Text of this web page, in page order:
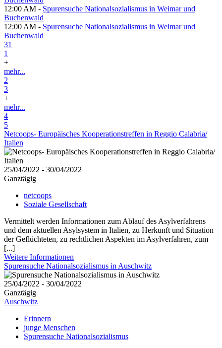
12:00 AM - Spurensuche Nationalsozialismus in Weimar und
Buchenwald
12:00 AM - Spurensuche Nationalsozialismus in Weimar und
Buchenwald
31
1
+
mehr...
2
3
+
mehr...
4
5
Netcoops- Europäisches Kooperationstreffen in Reggio Calabria/
Italien
25/04/2022 - 30/04/2022
Ganztägig
netcoops
Soziale Gesellschaft
Vermittelt werden Informationen zum Ablauf des Asylverfahrens
und dem aktuellen Asylsystem in Italien, zu Herkunft und Situation
der Geflüchteten, zu rechtlichen Aspekten im Asylverfahren, zum
[...]
Weitere Informationen
Spurensuche Nationalsozialismus in Auschwitz
25/04/2022 - 30/04/2022
Ganztägig
Auschwitz
Erinnern
junge Menschen
Spurensuche Nationalsozialismus